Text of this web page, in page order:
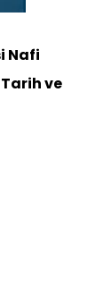
Nafi
ve